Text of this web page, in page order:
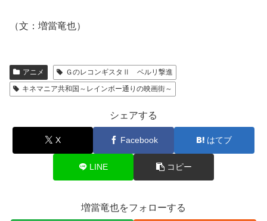
（文：増當竜也）
アニメ
ＧのレコンギスタⅡ ベルリ撃進
キネマニア共和国～レインボー通りの映画街～
シェアする
X Facebook はてブ
LINE コピー
増當竜也をフォローする